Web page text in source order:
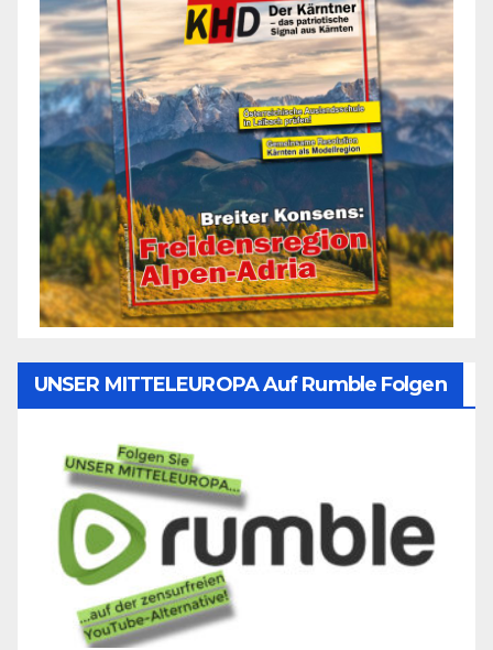
UNSER MITTELEUROPA Auf Rumble Folgen